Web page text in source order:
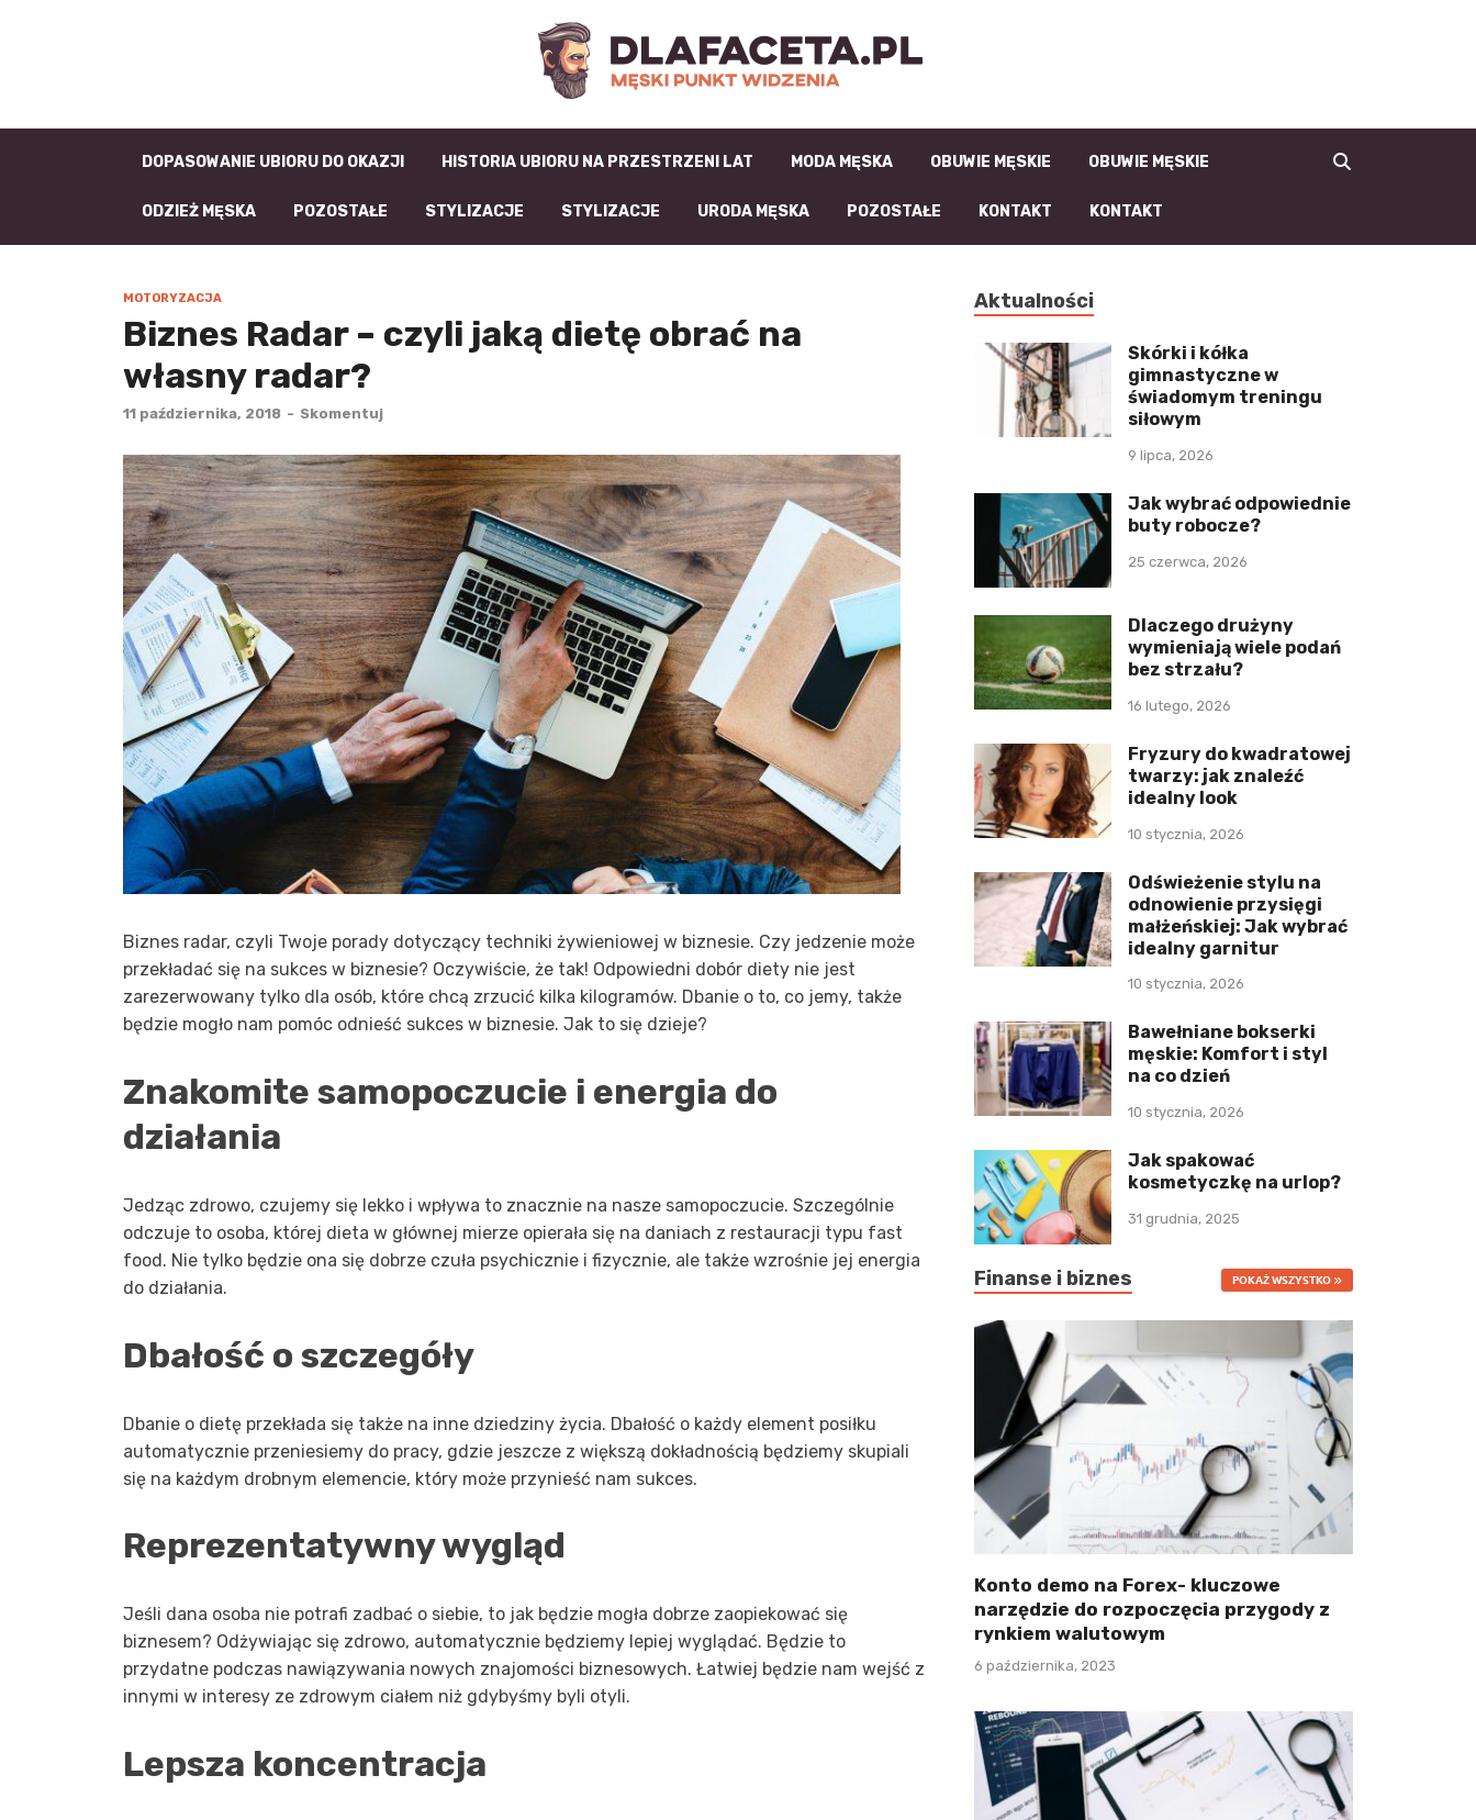
blog, moda męska i
męski styl
DOPASOWANIE UBIORU DO OKAZJI HISTORIA UBIORU NA PRZESTRZENI LAT MODA MĘSKA OBUWIE MĘSKIE OBUWIE MĘSKIE
ODZIEŻ MĘSKA POZOSTAŁE STYLIZACJE STYLIZACJE URODA MĘSKA POZOSTAŁE KONTAKT KONTAKT
MOTORYZACJA
Biznes Radar – czyli jaką dietę obrać na
własny radar?
11 października, 2018 - Skomentuj
Biznes radar, czyli Twoje porady dotyczący techniki żywieniowej w biznesie. Czy jedzenie może
przekładać się na sukces w biznesie? Oczywiście, że tak! Odpowiedni dobór diety nie jest
zarezerwowany tylko dla osób, które chcą zrzucić kilka kilogramów. Dbanie o to, co jemy, także
będzie mogło nam pomóc odnieść sukces w biznesie. Jak to się dzieje?
Znakomite samopoczucie i energia do
działania
Jedząc zdrowo, czujemy się lekko i wpływa to znacznie na nasze samopoczucie. Szczególnie
odczuje to osoba, której dieta w głównej mierze opierała się na daniach z restauracji typu fast
food. Nie tylko będzie ona się dobrze czuła psychicznie i fizycznie, ale także wzrośnie jej energia
do działania.
Dbałość o szczegóły
Dbanie o dietę przekłada się także na inne dziedziny życia. Dbałość o każdy element posiłku
automatycznie przeniesiemy do pracy, gdzie jeszcze z większą dokładnością będziemy skupiali
się na każdym drobnym elemencie, który może przynieść nam sukces.
Reprezentatywny wygląd
Jeśli dana osoba nie potrafi zadbać o siebie, to jak będzie mogła dobrze zaopiekować się
biznesem? Odżywiając się zdrowo, automatycznie będziemy lepiej wyglądać. Będzie to
przydatne podczas nawiązywania nowych znajomości biznesowych. Łatwiej będzie nam wejść z
innymi w interesy ze zdrowym ciałem niż gdybyśmy byli otyli.
Lepsza koncentracja
Aktualności
Skórki i kółka
gimnastyczne w
świadomym treningu
siłowym
9 lipca, 2026
Jak wybrać odpowiednie
buty robocze?
25 czerwca, 2026
Dlaczego drużyny
wymieniają wiele podań
bez strzału?
16 lutego, 2026
Fryzury do kwadratowej
twarzy: jak znaleźć
idealny look
10 stycznia, 2026
Odświeżenie stylu na
odnowienie przysięgi
małżeńskiej: Jak wybrać
idealny garnitur
10 stycznia, 2026
Bawełniane bokserki
męskie: Komfort i styl
na co dzień
10 stycznia, 2026
Jak spakować
kosmetyczkę na urlop?
31 grudnia, 2025
Finanse i biznes POKAŻ WSZYSTKO
Konto demo na Forex- kluczowe
narzędzie do rozpoczęcia przygody z
rynkiem walutowym
6 października, 2023